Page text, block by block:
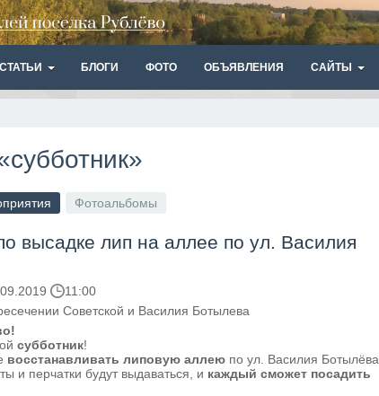
СТАТЬИ БЛОГИ ФОТО ОБЪЯВЛЕНИЯ САЙТЫ
Фотоальбомы
высадке лип на аллее по ул. Василия
11:00
Советской и Василия Ботылева
субботник!
восстанавливать липовую аллею по ул. Василия Ботылёва.
и перчатки будут выдаваться, и каждый сможет посадить